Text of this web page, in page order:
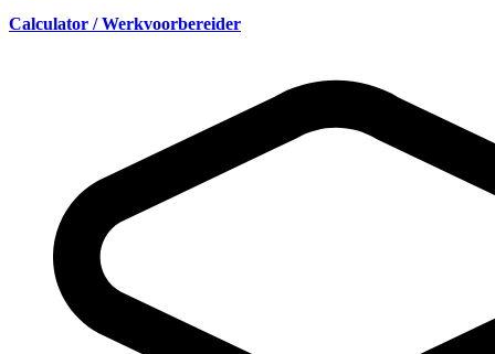
Calculator / Werkvoorbereider